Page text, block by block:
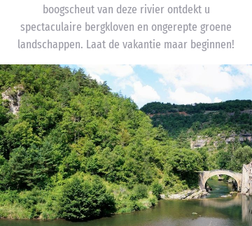
boogscheut van deze rivier ontdekt u
spectaculaire bergkloven en ongerepte groene
landschappen. Laat de vakantie maar beginnen!